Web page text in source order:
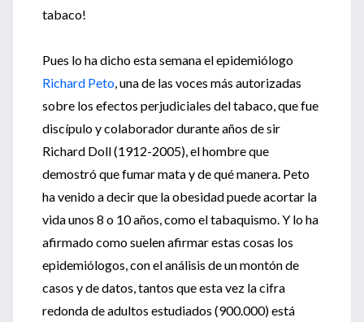
tabaco!
Pues lo ha dicho esta semana el epidemiólogo
Richard Peto, una de las voces más autorizadas
sobre los efectos perjudiciales del tabaco, que fue
discípulo y colaborador durante años de sir
Richard Doll (1912-2005), el hombre que
demostró que fumar mata y de qué manera. Peto
ha venido a decir que la obesidad puede acortar la
vida unos 8 o 10 años, como el tabaquismo. Y lo ha
afirmado como suelen afirmar estas cosas los
epidemiólogos, con el análisis de un montón de
casos y de datos, tantos que esta vez la cifra
redonda de adultos estudiados (900.000) está